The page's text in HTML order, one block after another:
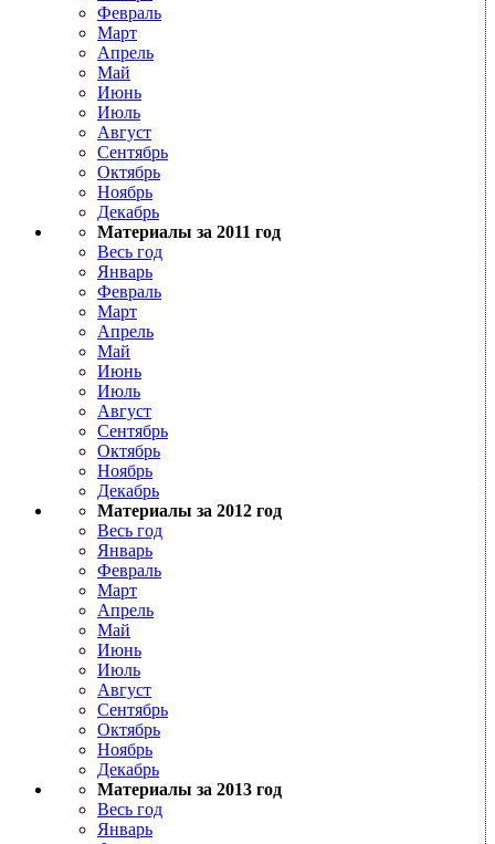
Февраль
Март
Апрель
Май
Июнь
Июль
Август
Сентябрь
Октябрь
Ноябрь
Декабрь
Материалы за 2011 год
Весь год
Январь
Февраль
Март
Апрель
Май
Июнь
Июль
Август
Сентябрь
Октябрь
Ноябрь
Декабрь
Материалы за 2012 год
Весь год
Январь
Февраль
Март
Апрель
Май
Июнь
Июль
Август
Сентябрь
Октябрь
Ноябрь
Декабрь
Материалы за 2013 год
Весь год
Январь